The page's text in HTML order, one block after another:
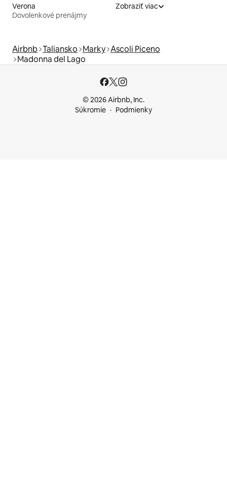
Verona
Dovolenkové prenájmy
Zobraziť viac
Airbnb Taliansko Marky Ascoli Piceno
Madonna del Lago
© 2026 Airbnb, Inc.
Súkromie
Podmienky